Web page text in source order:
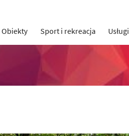
Obiekty Sport i rekreacja Usługi